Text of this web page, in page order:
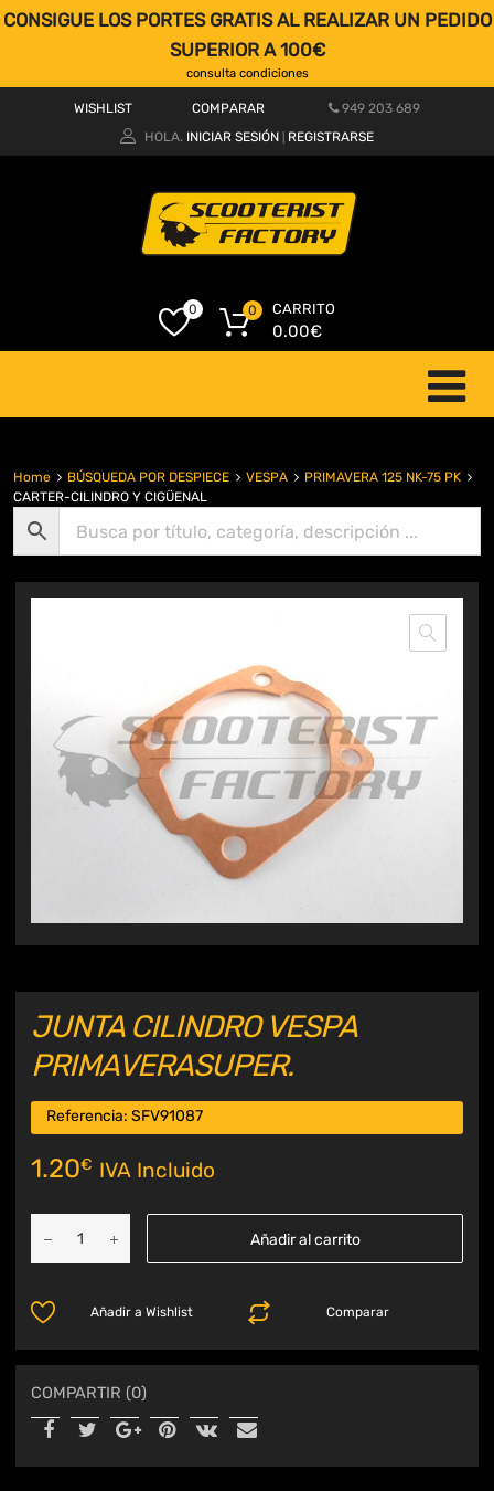
CONSIGUE LOS PORTES GRATIS AL REALIZAR UN PEDIDO
SUPERIOR A 100€
consulta condiciones
WISHLIST COMPARAR
949 203 689
HOLA. INICIAR SESIÓN REGISTRARSE
0 CARRITO
0.00€
0
Home BÚSQUEDA POR DESPIECE VESPA
PRIMAVERA 125 NK-75 PK
CARTER-CILINDRO Y CIGÜENAL
JUNTA CILINDRO VESPA
PRIMAVERASUPER.
Referencia: SFV91087
1.20€ IVA Incluido
Añadir al carrito
Comparar
Añadir a Wishlist
COMPARTIR (0)